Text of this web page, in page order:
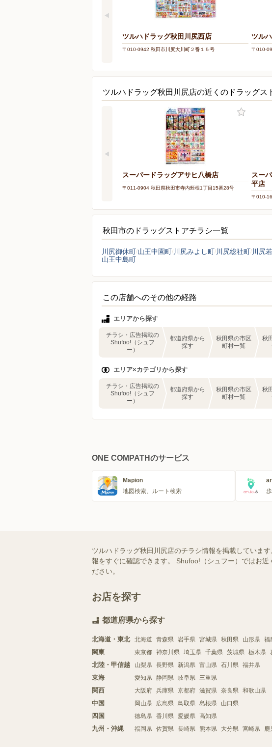
ツルハドラッグ秋田川尻西店
〒010-0942 秋田市川尻大川町２番１５号
ツル
〒010-
ツルハドラッグ秋田川尻店の近くのドラッグス
スーパードラッグアサヒ八橋店
〒011-0904 秋田県秋田市寺内蛭根1丁目15番28号
スー
平店
〒010-
秋田市のドラッグストアチラシ一覧
川尻御休町 山王中園町 川尻みよし町 川尻総社町 川尻
山王中島町
この店舗へのその他の経路
エリアから探す
チラシ・広告掲載の
Shufoo!（シュフ
ー）
都道府県から
探す
秋田県の市区
町村一覧
秋
エリア×カテゴリから探す
チラシ・広告掲載の
Shufoo!（シュフ
ー）
都道府県から
探す
秋田県の市区
町村一覧
秋
ONE COMPATHのサービス
Mapion
地図検索、ルート検索
ツルハドラッグ秋田川尻店のチラシ情報を掲載していま
報をすぐに確認できます。 Shufoo!（シュフー）ではお
ださい。
お店を探す
都道府県から探す
北海道・東北 北海道 青森県 岩手県 宮城県 秋田県 山形県 福
関東 東京都 神奈川県 埼玉県 千葉県 茨城県 栃木県
北陸・甲信越 山梨県 長野県 新潟県 富山県 石川県 福井県
東海 愛知県 静岡県 岐阜県 三重県
関西 大阪府 兵庫県 京都府 滋賀県 奈良県 和歌山県
中国 岡山県 広島県 鳥取県 島根県 山口県
四国 徳島県 香川県 愛媛県 高知県
九州・沖縄 福岡県 佐賀県 長崎県 熊本県 大分県 宮崎県 鹿